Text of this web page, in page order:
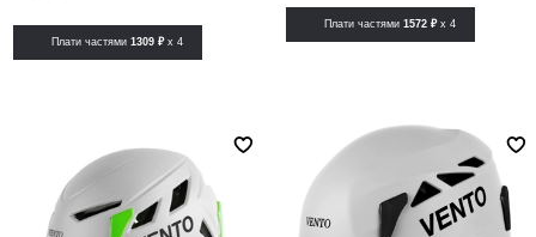
Плати частями1309 ₽ x 4
Плати частями 1572 ₽ x 4